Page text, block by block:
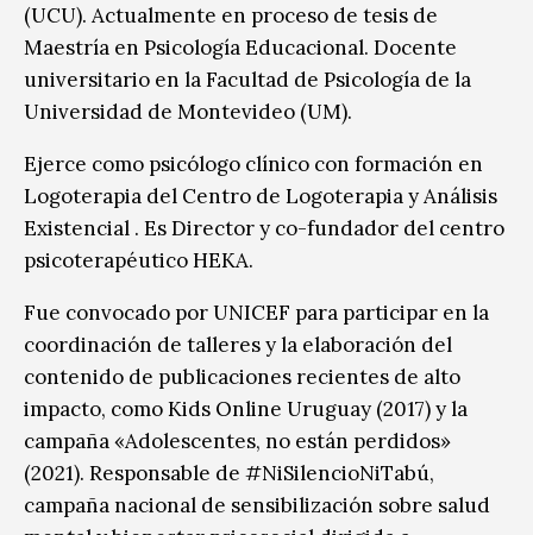
(UCU). Actualmente en proceso de tesis de
Maestría en Psicología Educacional. Docente
universitario en la Facultad de Psicología de la
Universidad de Montevideo (UM).
Ejerce como psicólogo clínico con formación en
Logoterapia del Centro de Logoterapia y Análisis
Existencial . Es Director y co-fundador del centro
psicoterapéutico HEKA.
Fue convocado por UNICEF para participar en la
coordinación de talleres y la elaboración del
contenido de publicaciones recientes de alto
impacto, como Kids Online Uruguay (2017) y la
campaña «Adolescentes, no están perdidos»
(2021). Responsable de #NiSilencioNiTabú,
campaña nacional de sensibilización sobre salud